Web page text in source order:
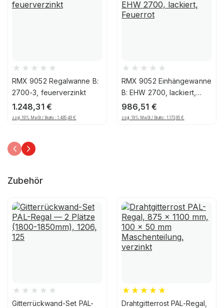
RMX 9052 Regalwanne B:
2700-3, feuerverzinkt
1.248,31 €
zzgl. 19% MwSt / Brutto :1.485,49€
RMX 9052 Einhängewanne
B: EHW 2700, lackiert,
Feuerrot
986,51 €
zzgl. 19% MwSt / Brutto :1.173,95€
Zubehör
Gitterrückwand-Set PAL-
Drahtgitterrost PAL-Regal,